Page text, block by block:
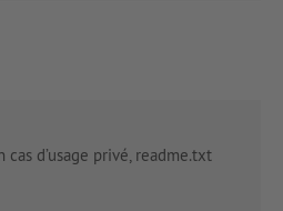
d’usage privé, readme.txt